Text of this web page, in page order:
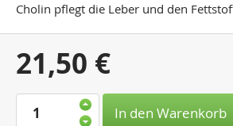
Cholin pflegt die Leber und den
Ihr
Preis:
21,50 €
In den Warenkorb